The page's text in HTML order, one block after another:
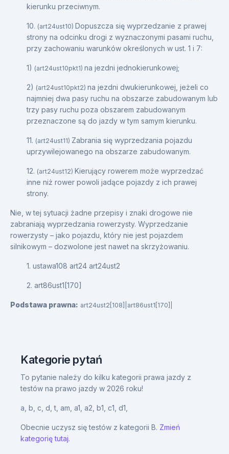
kierunku przeciwnym.
10. (art24ust10) Dopuszcza się wyprzedzanie z prawej
strony na odcinku drogi z wyznaczonymi pasami ruchu,
przy zachowaniu warunków określonych w ust. 1 i 7:
1) (art24ust10pkt1) na jezdni jednokierunkowej;
2) (art24ust10pkt2) na jezdni dwukierunkowej, jeżeli co
najmniej dwa pasy ruchu na obszarze zabudowanym lub
trzy pasy ruchu poza obszarem zabudowanym
przeznaczone są do jazdy w tym samym kierunku.
11. (art24ust11) Zabrania się wyprzedzania pojazdu
uprzywilejowanego na obszarze zabudowanym.
12. (art24ust12) Kierujący rowerem może wyprzedzać
inne niż rower powoli jadące pojazdy z ich prawej
strony.
Nie, w tej sytuacji żadne przepisy i znaki drogowe nie
zabraniają wyprzedzania rowerzysty. Wyprzedzanie
rowerzysty – jako pojazdu, który nie jest pojazdem
silnikowym – dozwolone jest nawet na skrzyżowaniu.
1. ustawa108 art24 art24ust2
2. art86ust1[170]
Podstawa prawna: art24ust2[108]|art86ust1[170]|
Kategorie pytań
To pytanie należy do kilku kategorii prawa jazdy z
testów na prawo jazdy w 2026 roku!
a, b, c, d,t, am, a1, a2, b1, c1, d1,
Obecnie uczysz się testów z kategorii B. Zmień
kategorię tutaj.